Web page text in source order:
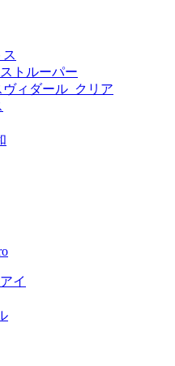
トルーパー
ィダール_クリア
イ